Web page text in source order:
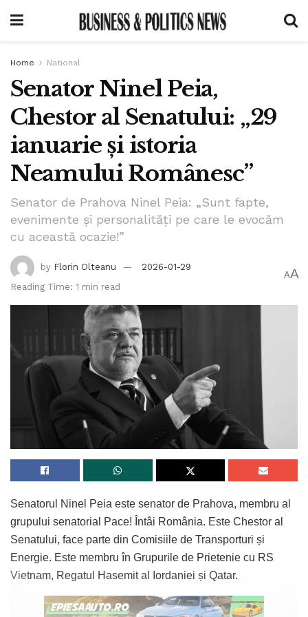
Home National
Senator Ninel Peia,
Chestor al Senatului: „29
ianuarie și istoria
Neamului Românesc”
Senator de Prahova Ninel Peia: „Sunt fapte,
evenimente și personalități pe care le evocăm
cu această ocazie!”
by Florin Olteanu
2026-01-29
Reading Time: 1 min read
AA
Senatorul Ninel Peia este senator de Prahova, membru al
grupului senatorial Pace! Întâi România. Este Chestor al
Senatului, face parte din Comisiile de Transporturi și
Energie. Este membru în Grupurile de Prietenie cu RS
Vietnam, Regatul Hasemit al Iordaniei și Qatar.